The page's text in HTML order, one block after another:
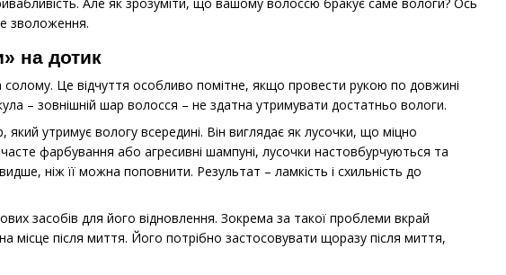
зволоження.
на дотик
Це відчуття особливо помітне, якщо провести рукою по довжині
– зовнішній шар волосся – не здатна утримувати достатньо вологи.
утримує вологу всередині. Він виглядає як лусочки, що міцно
фарбування або агресивні шампуні, лусочки настовбурчуються та
ніж її можна поповнити. Результат – ламкість і схильність до
засобів для його відновлення. Зокрема за такої проблеми вкрай
після миття. Його потрібно застосовувати щоразу після миття,